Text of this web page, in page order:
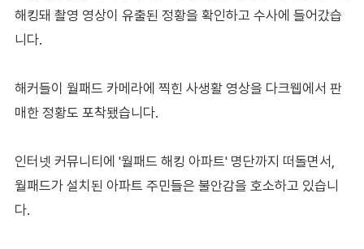
해킹돼 촬영 영상이 유출된 정황을 확인하고 수사에 들어갔습
니다.
해커들이 월패드 카메라에 찍힌 사생활 영상을 다크웹에서 판
매한 정황도 포착됐습니다.
인터넷 커뮤니티에 '월패드 해킹 아파트' 명단까지 떠돌면서,
월패드가 설치된 아파트 주민들은 불안감을 호소하고 있습니
다.